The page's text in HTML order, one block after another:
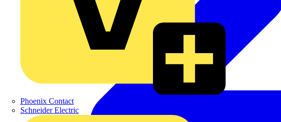
Phoenix Contact
Schneider Electric